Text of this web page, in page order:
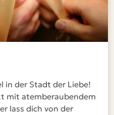
in der Stadt der Liebe!
mit atemberaubendem
lass dich von der